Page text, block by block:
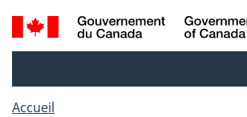
Passer
au
Passer
à
Recherche
et
Accueil